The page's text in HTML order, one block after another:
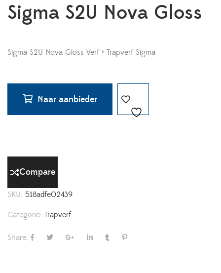
Sigma S2U Nova Gloss
Sigma S2U Nova Gloss Verf > Trapverf Sigma
Naar aanbieder
Compare
SKU: 518adfe02439
Categorie: Trapverf
Share: